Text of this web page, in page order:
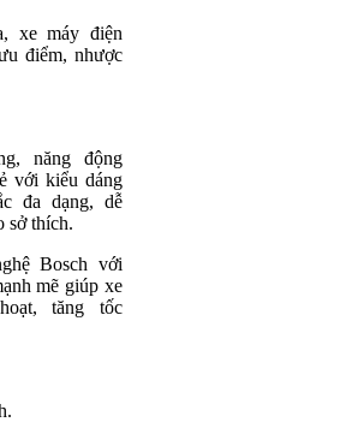
xe máy điện
điểm, nhược
năng động
với kiểu dáng
đa dạng, dễ
sở thích.
Bosch với
mẽ giúp xe
tăng tốc